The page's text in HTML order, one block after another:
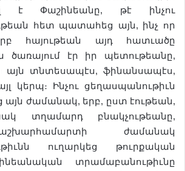
է Փաշինեանը, թէ ինչու
հետ պատահեց այն, ինչ որ
հայութեան այդ հատւածը
ծառայում էր իր պետութեանը,
այն տնտեսապէս, ֆինանսապէս,
կերպ։ Ինչու ցեղասպանութիւն
այն ժամանակ, երբ, ըստ էութեան,
տղամարդ բնակչութեանը,
ժամանակ
ուղարկեց թուրքական
տրամաբանութիւնը